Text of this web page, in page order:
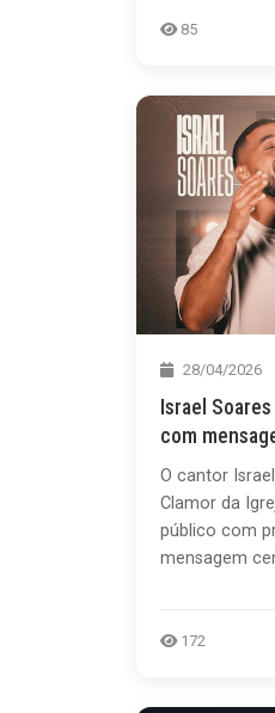
85
28/04/2026
Israel Soares
com
O cantor
Clamor da
público com
mensagem
172